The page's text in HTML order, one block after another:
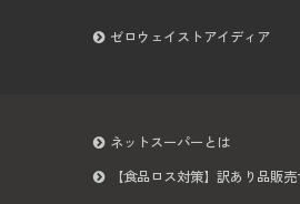
ゼロウェイストアイディア
ネットスーパーとは
【食品ロス対策】訳あり品販